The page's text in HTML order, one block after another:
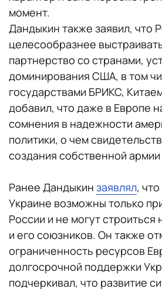
момент.
Дандыкин также заявил, что
целесообразнее
партнерство со странами,
доминирования США, в том
государствами БРИКС,
добавил, что даже в Европе
сомнения в надежности
политики, о чем
создания собственной армии
Ранее Дандыкин заявлял,
Украине возможны только
России и не могут строиться
и его союзников. Он также
ограниченность ресурсов
долгосрочной поддержки
подчеркивал, что развитие